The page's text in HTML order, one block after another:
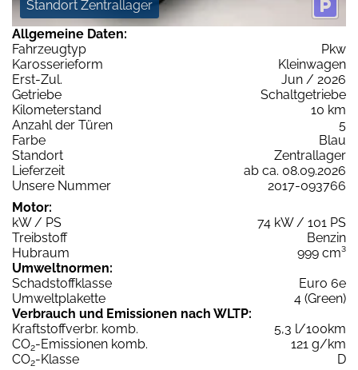
Standort Zentrallager
Allgemeine Daten:
Fahrzeugtyp
Pkw
Karosserieform
Kleinwagen
Erst-Zul.
Jun / 2026
Getriebe
Schaltgetriebe
Kilometerstand
10 km
Anzahl der Türen
5
Farbe
Blau
Standort
Zentrallager
Lieferzeit
ab ca. 08.09.2026
Unsere Nummer
2017-093766
Motor:
kW / PS
74 kW / 101 PS
Treibstoff
Benzin
Hubraum
999 cm³
Umweltnormen:
Schadstoffklasse
Euro 6e
Umweltplakette
4 (Green)
Verbrauch und Emissionen nach WLTP:
Kraftstoffverbr. komb.
5,3 l/100km
CO2-Emissionen komb.
121 g/km
CO2-Klasse
D